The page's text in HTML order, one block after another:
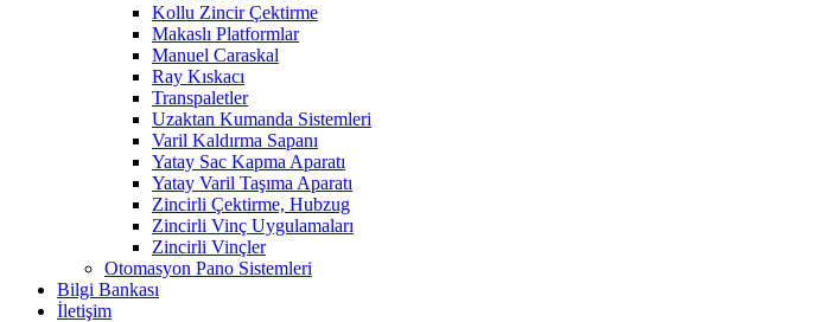
Kollu Zincir Çektirme
Makaslı Platformlar
Manuel Caraskal
Ray Kıskacı
Transpaletler
Uzaktan Kumanda Sistemleri
Varil Kaldırma Sapanı
Yatay Sac Kapma Aparatı
Yatay Varil Taşıma Aparatı
Zincirli Çektirme, Hubzug
Zincirli Vinç Uygulamaları
Zincirli Vinçler
Otomasyon Pano Sistemleri
Bilgi Bankası
İletişim